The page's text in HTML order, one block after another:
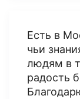
Есть в
чьи
людям в
радость